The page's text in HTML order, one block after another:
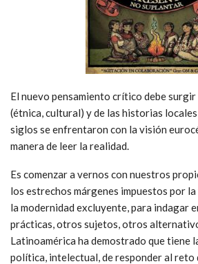
El nuevo pensamiento crítico debe
(étnica, cultural) y de las historias locales
siglos se enfrentaron con la visión
manera de leer la realidad.
Es comenzar a vernos con nuestros
los estrechos márgenes impuestos por
la modernidad excluyente, para indagar
prácticas, otros sujetos, otros
Latinoamérica ha demostrado que tiene
política, intelectual, de responder al reto